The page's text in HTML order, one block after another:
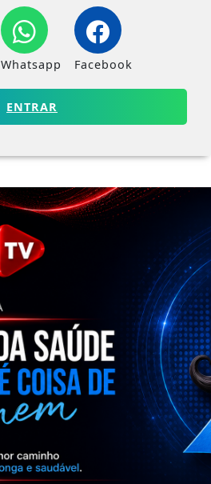
Whatsapp Facebook
ENTRAR